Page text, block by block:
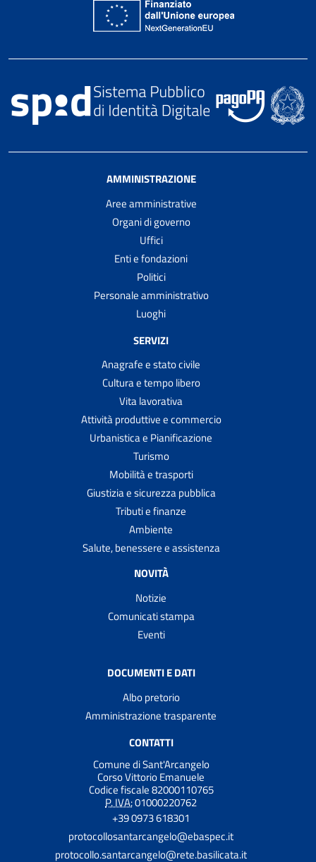
AMMINISTRAZIONE
Aree amministrative
Organi di governo
Uffici
Enti e fondazioni
Politici
Personale amministrativo
Luoghi
SERVIZI
Anagrafe e stato civile
Cultura e tempo libero
Vita lavorativa
Attività produttive e commercio
Urbanistica e Pianificazione
Turismo
Mobilità e trasporti
Giustizia e sicurezza pubblica
Tributi e finanze
Ambiente
Salute, benessere e assistenza
NOVITÀ
Notizie
Comunicati stampa
Eventi
DOCUMENTI E DATI
Albo pretorio
Amministrazione trasparente
CONTATTI
Comune di Sant'Arcangelo
Corso Vittorio Emanuele
Codice fiscale 82000110765
P. IVA:01000220762
+39 0973 618301
protocollosantarcangelo@ebaspec.it
protocollo.santarcangelo@rete.basilicata.it